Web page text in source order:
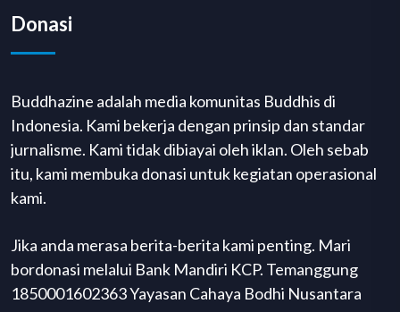
Donasi
Buddhazine adalah media komunitas Buddhis di
Indonesia. Kami bekerja dengan prinsip dan standar
jurnalisme. Kami tidak dibiayai oleh iklan. Oleh sebab
itu, kami membuka donasi untuk kegiatan operasional
kami.
Jika anda merasa berita-berita kami penting. Mari
bordonasi melalui Bank Mandiri KCP. Temanggung
1850001602363 Yayasan Cahaya Bodhi Nusantara